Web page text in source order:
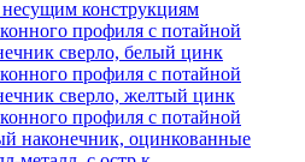
конструкциям
профиля с потайной
сверло, белый цинк
профиля с потайной
сверло, желтый цинк
профиля с потайной
наконечник, оцинкованные